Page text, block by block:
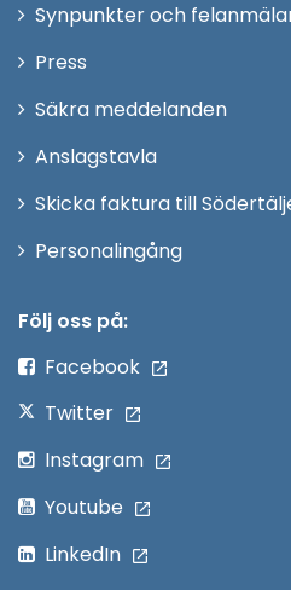
Synpunkter och
Press
fönster
Säkra meddelanden
Anslagstavla
Skicka faktura till
PersonalingångÖppna
Följ oss på:
Facebook
Twitter
Instagram
Youtube
LinkedIn